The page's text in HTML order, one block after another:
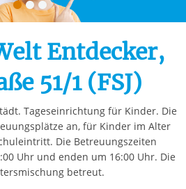
Entdecker,
51/1 (FSJ)
Tageseinrichtung für Kinder. Die
an, für Kinder im Alter
Die Betreuungszeiten
Uhr und enden um 16:00 Uhr. Die
betreut.